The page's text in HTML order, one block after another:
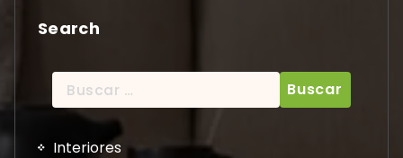
Search
Buscar:
Interiores